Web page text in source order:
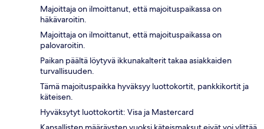
Majoittaja on ilmoittanut, että majoituspaikassa on
häkävaroitin.
Majoittaja on ilmoittanut, että majoituspaikassa on
palovaroitin.
Paikan päältä löytyvä ikkunakalterit takaa asiakkaiden
turvallisuuden.
Tämä majoituspaikka hyväksyy luottokortit, pankkikortit ja
käteisen.
Hyväksytyt luottokortit: Visa ja Mastercard